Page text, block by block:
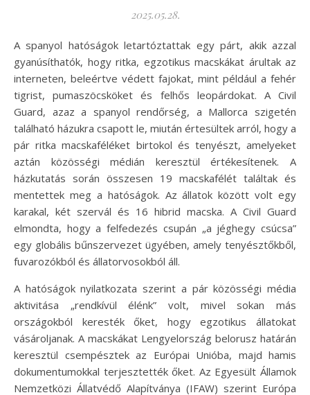
2025.05.28.
A spanyol hatóságok letartóztattak egy párt, akik azzal
gyanúsíthatók, hogy ritka, egzotikus macskákat árultak az
interneten, beleértve védett fajokat, mint például a fehér
tigrist, pumaszöcsköket és felhős leopárdokat. A Civil
Guard, azaz a spanyol rendőrség, a Mallorca szigetén
található házukra csapott le, miután értesültek arról, hogy a
pár ritka macskaféléket birtokol és tenyészt, amelyeket
aztán közösségi médián keresztül értékesítenek. A
házkutatás során összesen 19 macskafélét találtak és
mentettek meg a hatóságok. Az állatok között volt egy
karakal, két szervál és 16 hibrid macska. A Civil Guard
elmondta, hogy a felfedezés csupán „a jéghegy csúcsa”
egy globális bűnszervezet ügyében, amely tenyésztőkből,
fuvarozókból és állatorvosokból áll.
A hatóságok nyilatkozata szerint a pár közösségi média
aktivitása „rendkívül élénk” volt, mivel sokan más
országokból keresték őket, hogy egzotikus állatokat
vásároljanak. A macskákat Lengyelország belorusz határán
keresztül csempésztek az Európai Unióba, majd hamis
dokumentumokkal terjesztették őket. Az Egyesült Államok
Nemzetközi Állatvédő Alapítványa (IFAW) szerint Európa